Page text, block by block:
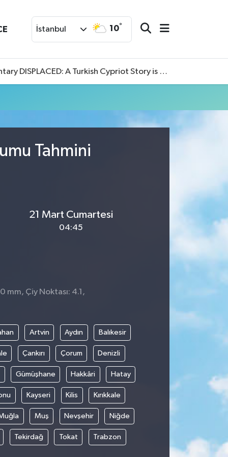
İstanbul 10°
A Turkish Cypriot Story is now available to watch
Tahmini
21 Mart Cumartesi
04:45
mm, Çiy Noktası: 4.1,
Artvin Aydın Balıkesir
Çankırı Çorum Denizli
Gümüşhane Hakkâri Hatay
Kayseri Kilis Kırıkkale
Muş Nevşehir Niğde
Tekirdağ Tokat Trabzon